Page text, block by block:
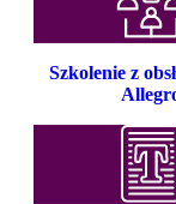
Szkolenie z